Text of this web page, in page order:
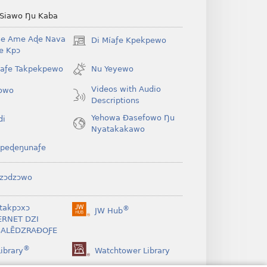
Ŋu Kaba
Ame Aɖe Nava
Kpɔ
Di Míaƒe Kpekpewo
(opens
window)
Takpekpewo Nu Yeyewo
Videos with Audio
Descriptions
Yehowa Ðasefowo Ŋu
Nyatakakawo
DZI
JW Hub®
(opens
® Watchtower Library